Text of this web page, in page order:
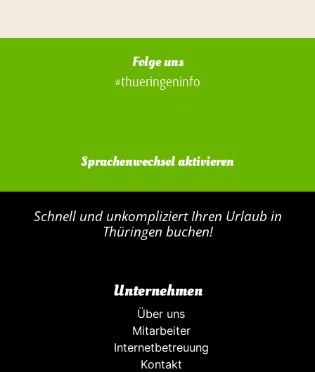
Folge uns
#thueringeninfo
Sprachenwechsel aktivieren
Schnell und unkompliziert Ihren Urlaub in
Thüringen buchen!
Unternehmen
Über uns
Mitarbeiter
Internetbetreuung
Kontakt